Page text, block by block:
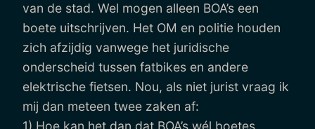
van de stad. Wel mogen alleen BOA’s een
boete uitschrijven. Het OM en politie houden
zich afzijdig vanwege het juridische
onderscheid tussen fatbikes en andere
elektrische fietsen. Nou, als niet jurist vraag ik
mij dan meteen twee zaken af: